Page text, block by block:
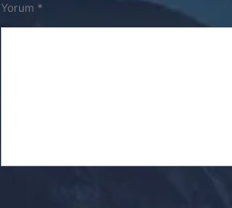
Yorum *